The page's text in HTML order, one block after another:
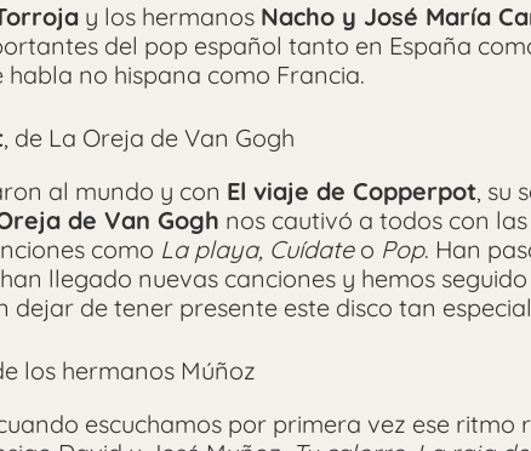
y los hermanos Nacho y José María
del pop español tanto en España
no hispana como Francia.
, de La Oreja de Van Gogh
al mundo y con El viaje de Copperpot, su
de Van Gogh nos cautivó a todos con
como La playa, Cuídateo Pop. Han
llegado nuevas canciones y hemos seguido
dejar de tener presente este disco tan
los hermanos Múñoz
escuchamos por primera vez ese ritmo